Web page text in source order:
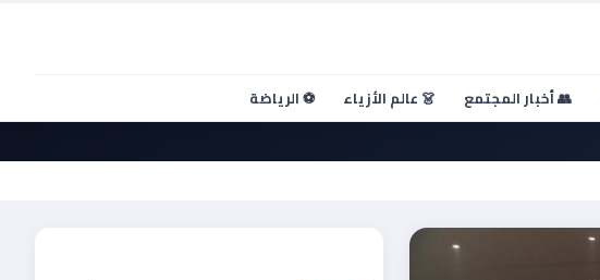
👥 أخبار المجتمع 👗 عالم الأزياء ⚽ الرياضة